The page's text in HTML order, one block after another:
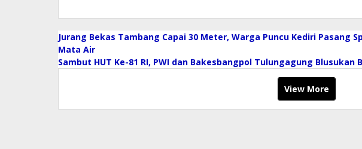
Jurang Bekas Tambang Capai 30 Meter, Warga Puncu Kediri Pasang
Mata Air
Sambut HUT Ke-81 RI, PWI dan Bakesbangpol Tulungagung
View More